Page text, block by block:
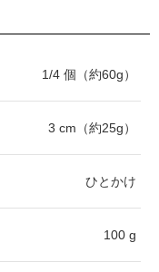
1/4 個（約60g）
3 cm（約25g）
ひとかけ
100 g